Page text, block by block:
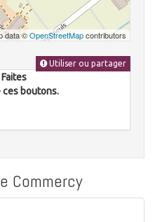
data ©OpenStreetMapcontributors
Utiliser ou partager
ces boutons.
Commercy